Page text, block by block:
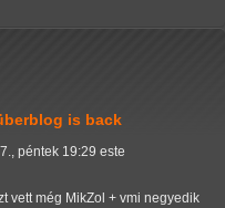
is back
péntek 19:29 este
vett még MikZol + vmi negyedik